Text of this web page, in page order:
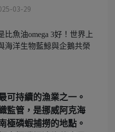
03-29
可持續的漁業之一。
監管，是挪威阿克海
極磷蝦捕撈的地點。